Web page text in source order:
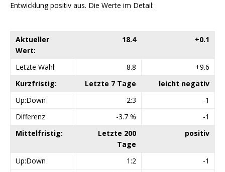
Entwicklung positiv aus. Die Werte im Detail:
Aktueller
Wert:
18.4 +0.1
Letzte Wahl: 8.8
+9.6
Kurzfristig:
Letzte 7 Tage
leicht negativ
Up:Down
2:3
-1
Differenz
-3.7 %
-1
Mittelfristig:
Letzte 200
Tage
positiv
Up:Down 1:2
-1